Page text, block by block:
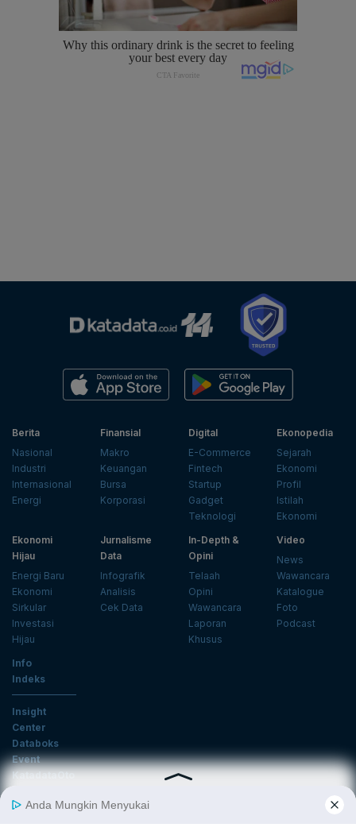
Berita
Nasional
Industri
Internasional
Energi
Finansial
Makro
Keuangan
Bursa
Korporasi
Digital
E-Commerce
Fintech
Startup
Gadget
Teknologi
Ekonopedia
Sejarah
Ekonomi
Profil
Istilah
Ekonomi
Ekonomi
Hijau
Energi Baru
Ekonomi
Sirkular
Investasi
Hijau
Jurnalisme
Data
Infografik
Analisis
Cek Data
In-Depth &
Opini
Telaah
Opini
Wawancara
Laporan
Khusus
Video
News
Wawancara
Katalogue
Foto
Podcast
Info
Indeks
Insight
Center
Databoks
Event
KatadataOto